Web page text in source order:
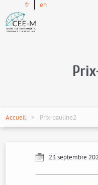
fr en
Accueil Prix-pauline2
23 septembre